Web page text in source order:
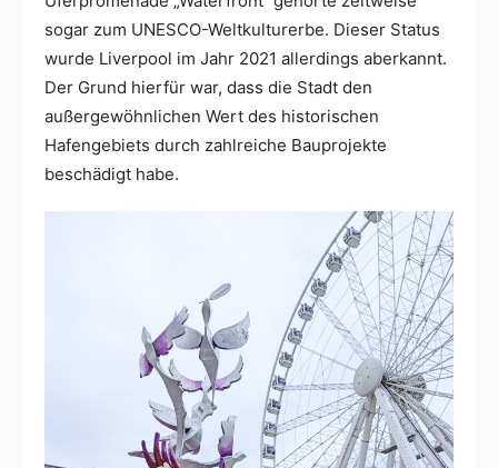
sogar zum UNESCO-Weltkulturerbe. Dieser Status
wurde Liverpool im Jahr 2021 allerdings aberkannt.
Der Grund hierfür war, dass die Stadt den
außergewöhnlichen Wert des historischen
Hafengebiets durch zahlreiche Bauprojekte
beschädigt habe.